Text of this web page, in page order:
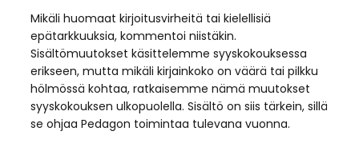
Mikäli huomaat kirjoitusvirheitä tai kielellisiä
epätarkkuuksia, kommentoi niistäkin.
Sisältömuutokset käsittelemme syyskokouksessa
erikseen, mutta mikäli kirjainkoko on väärä tai pilkku
hölmössä kohtaa, ratkaisemme nämä muutokset
syyskokouksen ulkopuolella. Sisältö on siis tärkein, sillä
se ohjaa Pedagon toimintaa tulevana vuonna.